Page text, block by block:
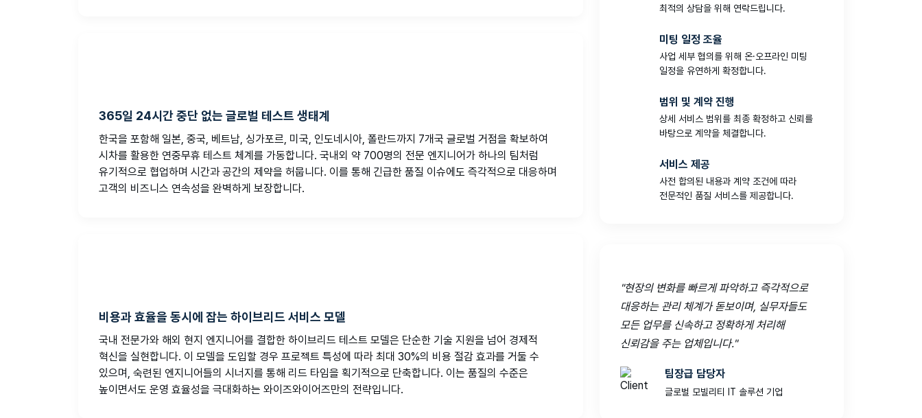
365일 24시간 중단 없는 글로벌 테스트 생태계
한국을 포함해 일본, 중국, 베트남, 싱가포르, 미국, 인도네시아, 폴란드까지 7개국 글로벌 거점을 확보하여
시차를 활용한 연중무휴 테스트 체계를 가동합니다. 국내외 약 700명의 전문 엔지니어가 하나의 팀처럼
유기적으로 협업하며 시간과 공간의 제약을 허뭅니다. 이를 통해 긴급한 품질 이슈에도 즉각적으로 대응하며
고객의 비즈니스 연속성을 완벽하게 보장합니다.
비용과 효율을 동시에 잡는 하이브리드 서비스 모델
국내 전문가와 해외 현지 엔지니어를 결합한 하이브리드 테스트 모델은 단순한 기술 지원을 넘어 경제적
혁신을 실현합니다. 이 모델을 도입할 경우 프로젝트 특성에 따라 최대 30%의 비용 절감 효과를 거둘 수
있으며, 숙련된 엔지니어들의 시너지를 통해 리드 타임을 획기적으로 단축합니다. 이는 품질의 수준은
높이면서도 운영 효율성을 극대화하는 와이즈와이어즈만의 전략입니다.
최적의 상담을 위해 연락드립니다.
미팅 일정 조율
사업 세부 협의를 위해 온·오프라인 미팅
일정을 유연하게 확정합니다.
범위 및 계약 진행
상세 서비스 범위를 최종 확정하고 신뢰를
바탕으로 계약을 체결합니다.
서비스 제공
사전 합의된 내용과 계약 조건에 따라
전문적인 품질 서비스를 제공합니다.
"현장의 변화를 빠르게 파악하고 즉각적으로
대응하는 관리 체계가 돋보이며, 실무자들도
모든 업무를 신속하고 정확하게 처리해
신뢰감을 주는 업체입니다."
팀장급 담당자
글로벌 모빌리티 IT 솔루션 기업